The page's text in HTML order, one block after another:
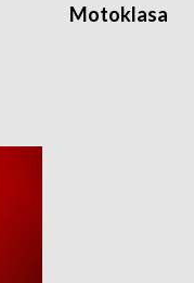
Motoklasa